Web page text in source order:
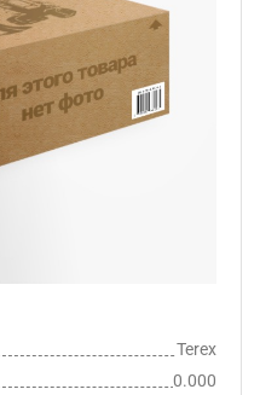
Terex
0.000